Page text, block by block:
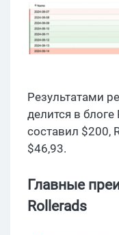
Результатами
делится в
составил $200,
$46,93.
Главные
Rollerads